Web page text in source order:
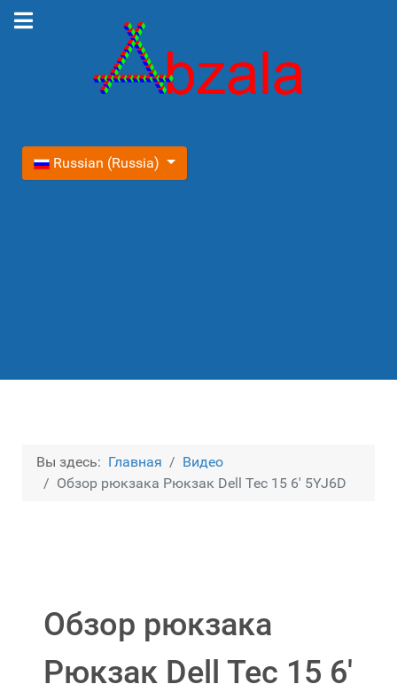
Выберите язык
Russian (Russia)
Вы здесь: Главная
Видео
Обзор рюкзака Рюкзак Dell Tec 15 6' 5YJ6D
Обзор рюкзака
Рюкзак Dell Tec 15 6'